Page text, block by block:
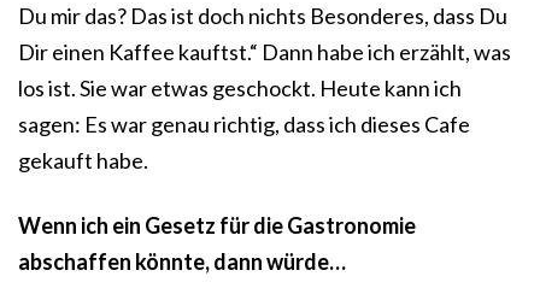
Du mir das? Das ist doch nichts Besonderes, dass Du
Dir einen Kaffee kauftst.“ Dann habe ich erzählt, was
los ist. Sie war etwas geschockt. Heute kann ich
sagen: Es war genau richtig, dass ich dieses Cafe
gekauft habe.
Wenn ich ein Gesetz für die Gastronomie
abschaffen könnte, dann würde…